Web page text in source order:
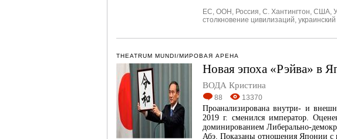
ЕС, ООН , Россия, С. Хантингтон, США,
столкновение цивилизаций,
THEATRUM MUNDI/МИРОВАЯ АРЕНА
Новая эпоха «Рэйва» в
ВОДА Кристина
88 13370
Проанализирована внутри- и
2019 г. сменился император.
доминированием Либерально-
Абэ. Показаны отношения Японии